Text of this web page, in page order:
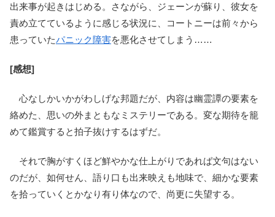
出来事が起きはじめる。さながら、ジェーンが蘇り、彼女を
責め立てているように感じる状況に、コートニーは前々から
患っていたパニック障害を悪化させてしまう……
[感想]
心なしかいかがわしげな邦題だが、内容は幽霊譚の要素を
絡めた、思いの外まともなミステリーである。変な期待を籠
めて鑑賞すると拍子抜けするはずだ。
それで胸がすくほど鮮やかな仕上がりであれば文句はない
のだが、如何せん、語り口も出来映えも地味で、細かな要素
を拾っていくとかなり有り体なので、尚更に失望する。